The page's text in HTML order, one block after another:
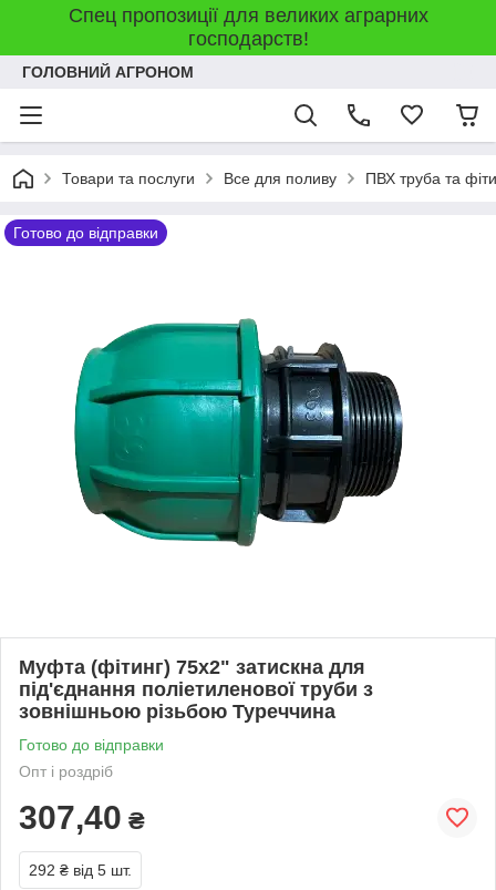
Спец пропозиції для великих аграрних
господарств!
ГОЛОВНИЙ АГРОНОМ
Товари та послуги Все для поливу ПВХ труба та
Готово до відправки
Муфта (фітинг) 75х2" затискна для
під'єднання поліетиленової труби з
зовнішньою різьбою Туреччина
Готово до відправки
Опт і роздріб
307,40 ₴
292 ₴ від 5 шт.